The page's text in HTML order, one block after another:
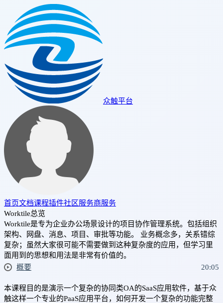
众触平台
首页文档课程插件社区服务商服务
Worktile总览
Worktile是专为企业办公场景设计的项目协作管理系统。包括组织
架构、网盘、消息、项目、审批等功能。 业务概念多，关系错综
复杂；虽然大家很可能不需要做到这种复杂度的应用，但学习里
面用到的思想和用法是非常有价值的。
概要
20:05
本课程目的是演示一个复杂的协同类OA的SaaS应用软件，基于众
触这样一个专业的PaaS应用平台，如何开发一个复杂的功能完整